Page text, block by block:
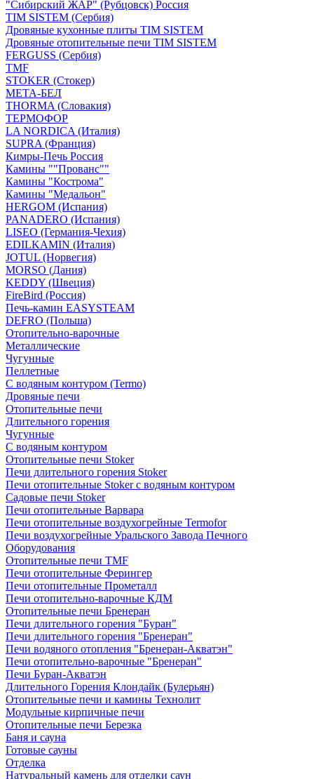
"Сибирский ЖАР" (Рубцовск) Россия
TIM SISTEM (Сербия)
Дровяные кухонные плиты TIM SISTEM
Дровяные отопительные печи TIM SISTEM
FERGUSS (Сербия)
TMF
STOKER (Стокер)
МЕТА-БЕЛ
THORMA (Словакия)
ТЕРМОФОР
LA NORDICA (Италия)
SUPRA (Франция)
Кимры-Печь Россия
Камины ""Прованс""
Камины "Кострома"
Камины "Медальон"
HERGOM (Испания)
PANADERO (Испания)
LISEO (Германия-Чехия)
EDILKAMIN (Италия)
JOTUL (Норвегия)
MORSO (Дания)
KEDDY (Швеция)
FireBird (Россия)
Печь-камин EASYSTEAM
DEFRO (Польша)
Отопительно-варочные
Металлические
Чугунные
Пеллетные
С водяным контуром (Termo)
Дровяные печи
Отопительные печи
Длительного горения
Чугунные
C водяным контуром
Отопительные печи Stoker
Печи длительного горения Stoker
Печи отопительные Stoker с водяным контуром
Садовые печи Stoker
Печи отопительные Варвара
Печи отопительные воздухогрейные Termofor
Печи воздухогрейные Уральского Завода Печного
Оборудования
Отопительные печи TMF
Печи отопительные Ферингер
Печи отопительные Прометалл
Печи отопительно-варочные КДМ
Отопительные печи Бренеран
Печи длительного горения "Буран"
Печи длительного горения "Бренеран"
Печи водяного отопления "Бренеран-Акватэн"
Печи отопительно-варочные "Бренеран"
Печи Буран-Акватэн
Длительного Горения Клондайк (Булерьян)
Отопительные печи и камины Технолит
Модульные кирпичные печи
Отопительные печи Березка
Баня и сауна
Готовые сауны
Отделка
Натуральный камень для отделки саун